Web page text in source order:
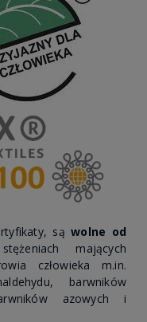
sąwolne od
mających
człowieka m.in.
barwników
azowych i